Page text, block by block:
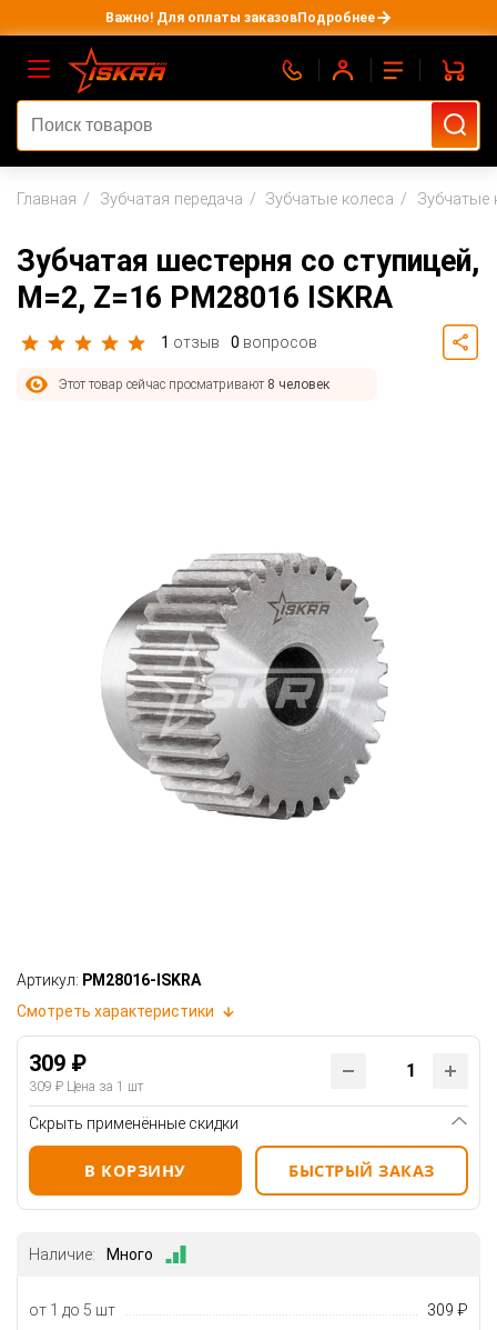
Важно! Для оплаты заказовПодробнее
Главная Зубчатая передача Зубчатые колеса Зубчатые
Зубчатая шестерня со ступицей,
M=2, Z=16 PM28016 ISKRA
1 отзыв 0 вопросов
Этот товар сейчас просматривают 8 человек
Артикул: PM28016-ISKRA
Смотреть характеристики
309 ₽
309 ₽ Цена за 1 шт
Скрыть применённые скидки
В КОРЗИНУ БЫСТРЫЙ ЗАКАЗ
Наличие: Много
от 1 до 5 шт
309 ₽